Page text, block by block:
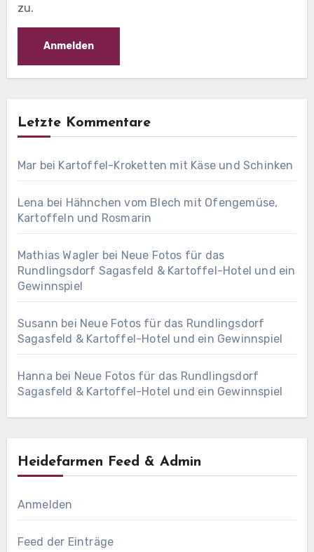
zu.
Letzte Kommentare
Mar bei Kartoffel-Kroketten mit Käse und Schinken
Lena bei Hähnchen vom Blech mit Ofengemüse,
Kartoffeln und Rosmarin
Mathias Wagler bei Neue Fotos für das
Rundlingsdorf Sagasfeld & Kartoffel-Hotel und ein
Gewinnspiel
Susann bei Neue Fotos für das Rundlingsdorf
Sagasfeld & Kartoffel-Hotel und ein Gewinnspiel
Hanna bei Neue Fotos für das Rundlingsdorf
Sagasfeld & Kartoffel-Hotel und ein Gewinnspiel
Heidefarmen Feed & Admin
Anmelden
Feed der Einträge